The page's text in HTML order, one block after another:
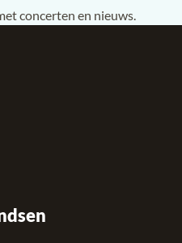
concerten en nieuws.